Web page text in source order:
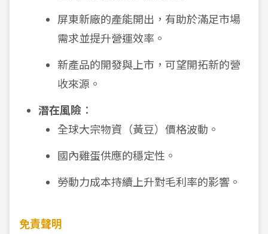
屏東新廠的產能開出，有助於滿足市場
需求並提升營運效率。
新產品的開發與上市，可望開拓新的營
收來源。
潛在風險 ：
全球大宗物資（黃豆）價格波動。
國內雞蛋供應的穩定性。
勞動力成本持續上升對毛利率的影響。
免責聲明